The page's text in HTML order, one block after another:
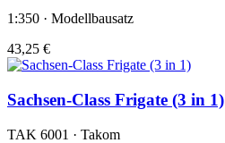
1:350 · Modellbausatz
43,25 €
Sachsen-Class Frigate (3 in 1)
TAK 6001 · Takom